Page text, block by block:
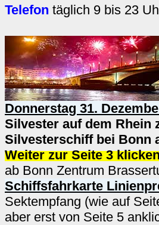
Telefon täglich 9 bis 23
Donnerstag 31.
Silvester auf dem Rhein
Silvesterschiff bei Bonn
Weiter zur Seite 3
ab Bonn Zentrum
Schiffsfahrkarte
Sektempfang (wie auf
aber erst von Seite 5